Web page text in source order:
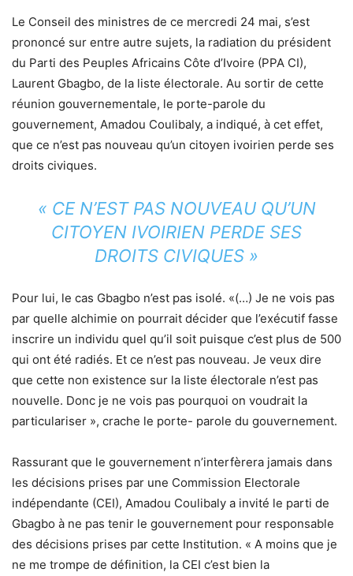
Le Conseil des ministres de ce mercredi 24 mai, s’est
prononcé sur entre autre sujets, la radiation du président
du Parti des Peuples Africains Côte d’Ivoire (PPA CI),
Laurent Gbagbo, de la liste électorale. Au sortir de cette
réunion gouvernementale, le porte-parole du
gouvernement, Amadou Coulibaly, a indiqué, à cet effet,
que ce n’est pas nouveau qu’un citoyen ivoirien perde ses
droits civiques.
« CE N’EST PAS NOUVEAU QU’UN
CITOYEN IVOIRIEN PERDE SES
DROITS CIVIQUES »
Pour lui, le cas Gbagbo n’est pas isolé. «(…) Je ne vois pas
par quelle alchimie on pourrait décider que l’exécutif fasse
inscrire un individu quel qu’il soit puisque c’est plus de 500
qui ont été radiés. Et ce n’est pas nouveau. Je veux dire
que cette non existence sur la liste électorale n’est pas
nouvelle. Donc je ne vois pas pourquoi on voudrait la
particulariser », crache le porte- parole du gouvernement.
Rassurant que le gouvernement n’interfèrera jamais dans
les décisions prises par une Commission Electorale
indépendante (CEI), Amadou Coulibaly a invité le parti de
Gbagbo à ne pas tenir le gouvernement pour responsable
des décisions prises par cette Institution. « A moins que je
ne me trompe de définition, la CEI c’est bien la